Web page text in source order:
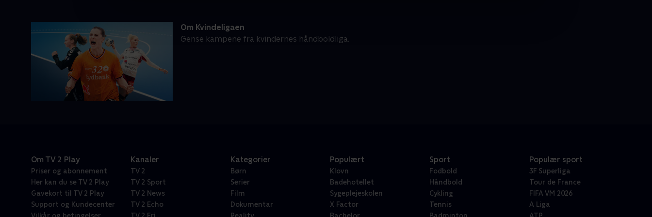
Om Kvindeligaen
Gense kampene fra kvindernes håndboldliga.
Om TV 2 Play
Priser og abonnement
Her kan du se TV 2 Play
Gavekort til TV 2 Play
Support og Kundecenter
Kanaler
TV 2
TV 2 Sport
TV 2 News
TV 2 Echo
Kategorier
Børn
Serier
Film
Dokumentar
Populært
Klovn
Badehotellet
Sygeplejeskolen
X Factor
Sport
Fodbold
Håndbold
Cykling
Tennis
Populær sport
3F Superliga
Tour de France
FIFA VM 2026
A Liga